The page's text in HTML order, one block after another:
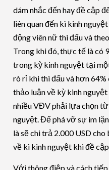
dám nhắc đến hay đề cập
liên quan đến kì kinh
động viên nữ thi đấu và
Trong khi đó, thực tế là có
trong kỳ kinh nguyệt tại
rò rỉ khi thi đấu và hơn
thảo luận về kỳ kinh
nhiều VĐV phải lựa chọn
nguyệt. Để phá vỡ sự im
là sẽ chi trả 2.000 USD
về kì kinh nguyệt khi đề
Với thông điệp và cách